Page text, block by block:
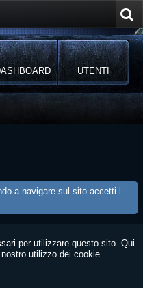
UTENTI
a navigare sul sito accetti l
per utilizzare questo sito. Qui
utilizzo dei cookie.